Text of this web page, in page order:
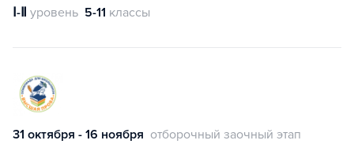
Ⅰ-Ⅱ уровень 5-11 классы
31 октября - 16 ноября отборочный заочный этап